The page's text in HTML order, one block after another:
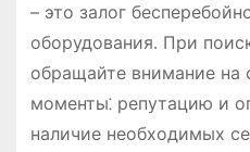
– это залог
оборудования․ При
обращайте внимание
моменты⁚ репутацию и
наличие необходимых